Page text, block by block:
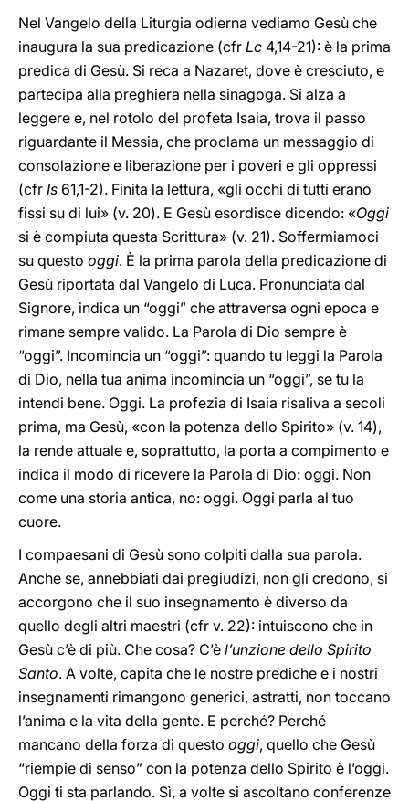
Nel Vangelo della Liturgia odierna vediamo Gesù che
inaugura la sua predicazione (cfr Lc 4,14-21): è la prima
predica di Gesù. Si reca a Nazaret, dove è cresciuto, e
partecipa alla preghiera nella sinagoga. Si alza a
leggere e, nel rotolo del profeta Isaia, trova il passo
riguardante il Messia, che proclama un messaggio di
consolazione e liberazione per i poveri e gli oppressi
(cfr Is 61,1-2). Finita la lettura, «gli occhi di tutti erano
fissi su di lui» (v. 20). E Gesù esordisce dicendo: «Oggi
si è compiuta questa Scrittura» (v. 21). Soffermiamoci
su questo oggi. È la prima parola della predicazione di
Gesù riportata dal Vangelo di Luca. Pronunciata dal
Signore, indica un “oggi” che attraversa ogni epoca e
rimane sempre valido. La Parola di Dio sempre è
“oggi”. Incomincia un “oggi”: quando tu leggi la Parola
di Dio, nella tua anima incomincia un “oggi”, se tu la
intendi bene. Oggi. La profezia di Isaia risaliva a secoli
prima, ma Gesù, «con la potenza dello Spirito» (v. 14),
la rende attuale e, soprattutto, la porta a compimento e
indica il modo di ricevere la Parola di Dio: oggi. Non
come una storia antica, no: oggi. Oggi parla al tuo
cuore.
I compaesani di Gesù sono colpiti dalla sua parola.
Anche se, annebbiati dai pregiudizi, non gli credono, si
accorgono che il suo insegnamento è diverso da
quello degli altri maestri (cfr v. 22): intuiscono che in
Gesù c’è di più. Che cosa? C’è l’unzione dello Spirito
Santo. A volte, capita che le nostre prediche e i nostri
insegnamenti rimangono generici, astratti, non toccano
l’anima e la vita della gente. E perché? Perché
mancano della forza di questo oggi, quello che Gesù
“riempie di senso” con la potenza dello Spirito è l’oggi.
Oggi ti sta parlando. Sì, a volte si ascoltano conferenze